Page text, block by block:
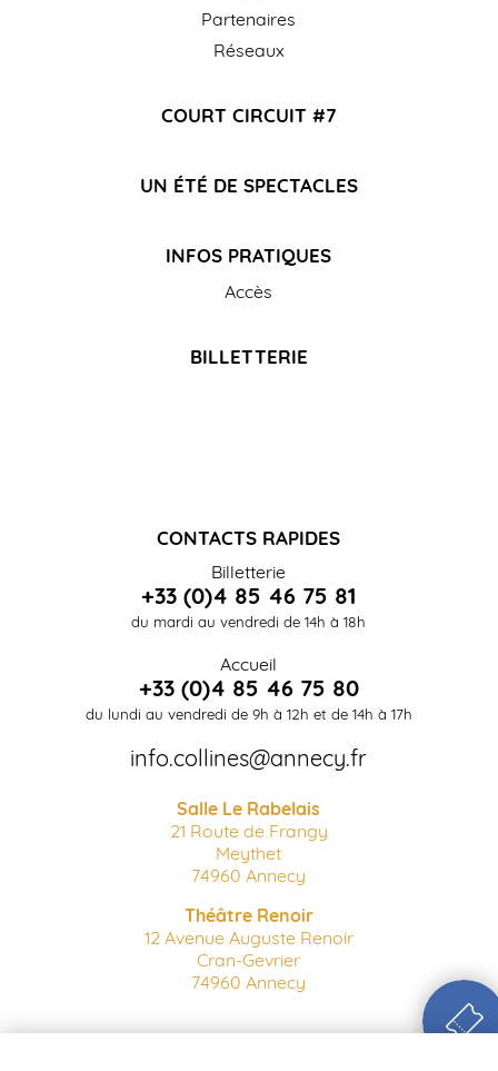
Partenaires
Réseaux
COURT CIRCUIT #7
UN ÉTÉ DE SPECTACLES
INFOS PRATIQUES
Accès
BILLETTERIE
CONTACTS RAPIDES
Billetterie
+33 (0)4 85 46 75 81
du mardi au vendredi de 14h à 18h
Accueil
+33 (0)4 85 46 75 80
du lundi au vendredi de 9h à 12h et de 14h à 17h
info.collines@annecy.fr
Salle Le Rabelais
21 Route de Frangy
Meythet
74960 Annecy
Théâtre Renoir
12 Avenue Auguste Renoir
Cran-Gevrier
74960 Annecy